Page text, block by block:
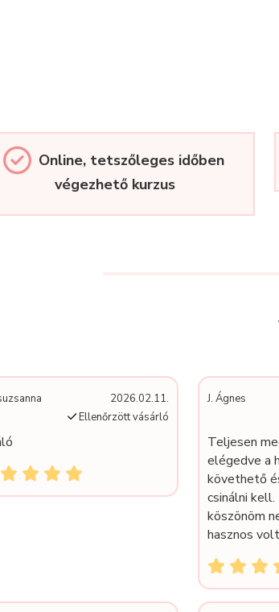
Online, tetszőleges időben
végezhető kurzus
2026.02.11.
Ellenőrzött vásárló
J. Ágnes
Teljesen
elégedve a
követhető
csinálni
köszönöm
hasznos